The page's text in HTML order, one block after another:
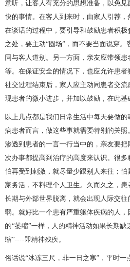
意听，让客人有充分的思想准备，以免
快的事情。在客人到来时，由家人引荐，
在谈话的过程中，要引导和鼓励患者积极
之处，要主动“圆场”，而不要当面说穿
同与客人道别。另一方面，亲友应带领
等。在保证安全的情况下，也应允许患
社交过程结束后，家人应主动同患者交
现患者的微小进步，并加以鼓励，在此基
以上几点都是我们日常生活中每天要做
病患者而言，做这些事就需要特别的关
渗透到患者的一言一行当中的，亲友要
次办事都提高到治疗的高度来认识。很多
怕再受到刺激，就尽量少跟别人来往；
家务活，不料理个人卫生。久而久之，
长期与外部世界脱离，就会出现人际交
弱。就好比一个患有严重躯体疾病的人
的“萎缩”一样，人的精神活动如果长期缺
缩”----即精神残疾。
俗话说“冰冻三尺，非一日之寒”，平时